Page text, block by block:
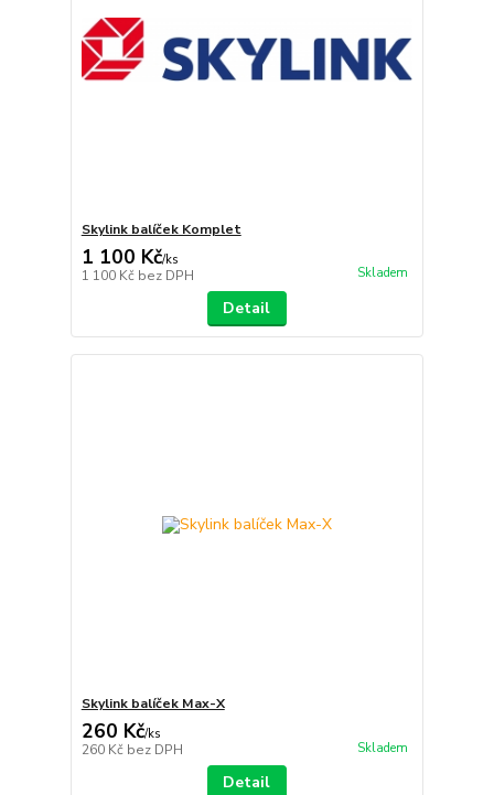
Skylink balíček Komplet
1 100 Kč/ks
1 100 Kč bez DPH Skladem
Detail
Skylink balíček Max-X
260 Kč/ks
260 Kč bez DPH Skladem
Detail